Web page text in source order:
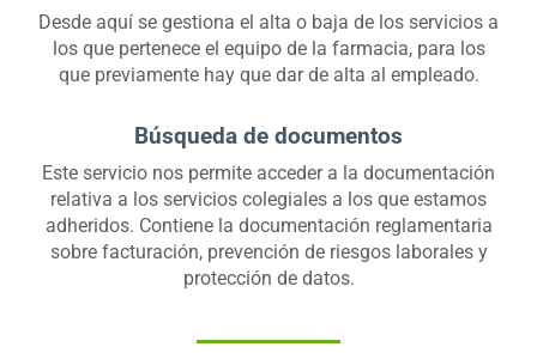
Desde aquí se gestiona el alta o baja de los servicios a
los que pertenece el equipo de la farmacia, para los
que previamente hay que dar de alta al empleado.
Búsqueda de documentos
Este servicio nos permite acceder a la documentación
relativa a los servicios colegiales a los que estamos
adheridos. Contiene la documentación reglamentaria
sobre facturación, prevención de riesgos laborales y
protección de datos.